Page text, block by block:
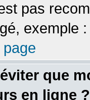
pas
exemple
que
en ligne ?